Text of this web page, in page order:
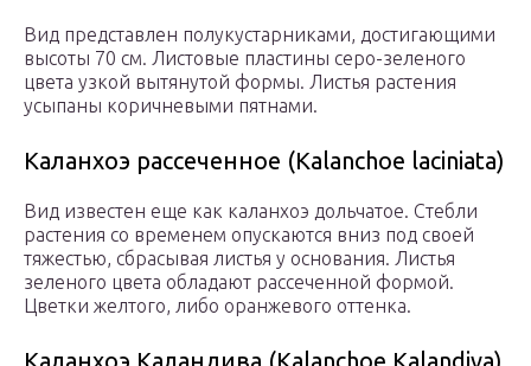
Вид представлен полукустарниками, достигающими
высоты 70 см. Листовые пластины серо-зеленого
цвета узкой вытянутой формы. Листья растения
усыпаны коричневыми пятнами.
Каланхоэ рассеченное (Kalanchoe laciniata)
Вид известен еще как каланхоэ дольчатое. Стебли
растения со временем опускаются вниз под своей
тяжестью, сбрасывая листья у основания. Листья
зеленого цвета обладают рассеченной формой.
Цветки желтого, либо оранжевого оттенка.